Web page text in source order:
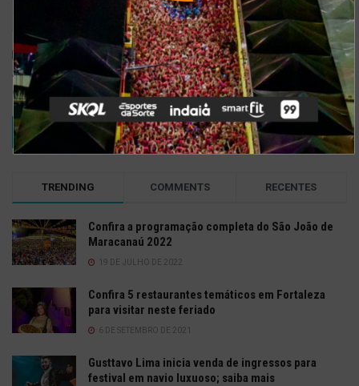
Salvar meus dados neste navegador para a próxima vez que eu
comentar.
TRENDING COMMENTS RECENTES
Confira a programação completa do São João de
Maracanaú 2022
19 DE JULHO DE 2022
Confira 5 restaurantes temáticos em Fortaleza
para visitar neste feriado
6 DE SETEMBRO DE 2021
Gusttavo Lima inicia venda de ingressos para
festival em navio luxuoso; saiba mais